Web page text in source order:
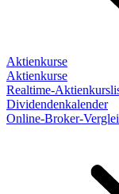
Aktienkurse
Aktienkurse
Realtime-
Dividendenkalender
Online-Broker-